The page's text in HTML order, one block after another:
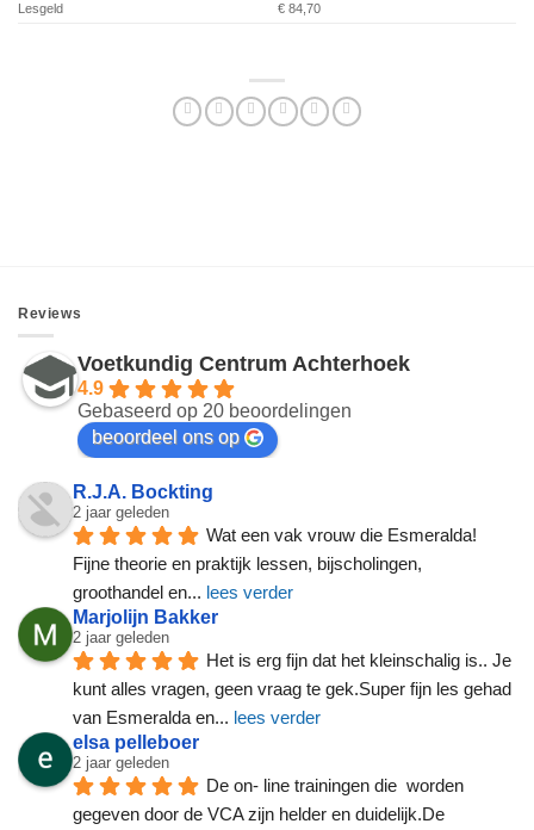
Lesgeld € 84,70
Reviews
Voetkundig Centrum Achterhoek
4.9
Gebaseerd op 20 beoordelingen
beoordeel ons op
R.J.A. Bockting
2 jaar geleden
Wat een vak vrouw die Esmeralda!
Fijne theorie en praktijk lessen, bijscholingen,
groothandel en... lees verder
Marjolijn Bakker
2 jaar geleden
Het is erg fijn dat het kleinschalig is.. Je
kunt alles vragen, geen vraag te gek.Super fijn les gehad
van Esmeralda en... lees verder
elsa pelleboer
2 jaar geleden
De on- line trainingen die  worden
gegeven door de VCA zijn helder en duidelijk.De